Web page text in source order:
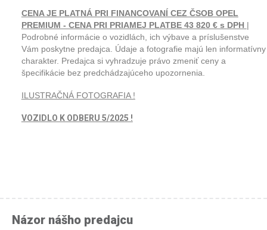
CENA JE PLATNÁ PRI FINANCOVANÍ CEZ ČSOB OPEL
PREMIUM - CENA PRI PRIAMEJ PLATBE 43 820 € s DPH |
Podrobné informácie o vozidlách, ich výbave a príslušenstve
Vám poskytne predajca. Údaje a fotografie majú len informatívny
charakter. Predajca si vyhradzuje právo zmeniť ceny a
špecifikácie bez predchádzajúceho upozornenia.
ILUSTRAČNÁ FOTOGRAFIA !
VOZIDLO K ODBERU 5/2025 !
Názor nášho predajcu